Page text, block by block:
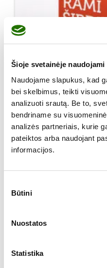
Šioje svetainėje naudojami
Naudojame slapukus, kad
bei skelbimus, teikti
analizuoti srautą. Be to,
bendriname su
analizės partneriais, kurie
pateiktos arba naudojant
informacijos.
pasirinkimas
Būtini
Nuostatos
Statistika
Rami širdis
10,95 €
6,57€
produkto kiekis: Rami